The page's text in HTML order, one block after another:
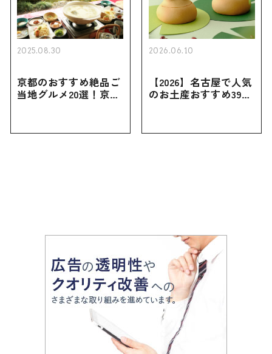
2025.08.30
京都のおすすめ絶品ご
当地グルメ20選！京都
2026.06.10
【2026】名古屋で人気
のお土産おすすめ39選
お土産・ばらまき用ま